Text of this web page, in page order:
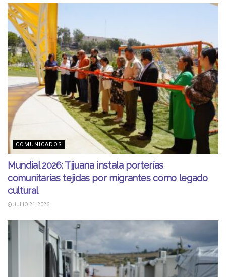
COMUNICADOS
Mundial 2026: Tijuana instala porterías
comunitarias tejidas por migrantes como legado
cultural
JULIO 21, 2026